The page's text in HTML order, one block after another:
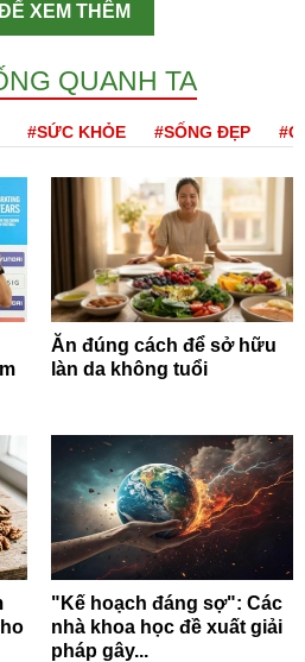
XEM THÊM
QUANH TA
#SỨC KHỎE #SỐNG ĐẸP
Ăn đúng cách để sở hữu
làn da không tuổi
"Kế hoạch đáng sợ": Các
nhà khoa học đề xuất giải
pháp gây...